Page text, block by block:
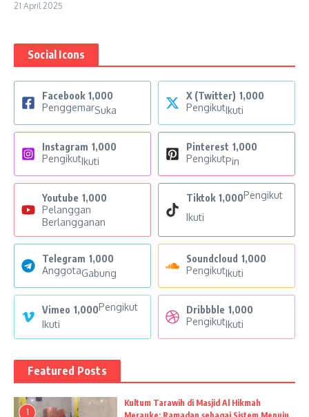
21 April 2025
Social Icons
Facebook 1,000
PenggemarSuka
X (Twitter) 1,000
PengikutIkuti
Instagram 1,000
PengikutIkuti
Pinterest 1,000
PengikutPin
Youtube 1,000
Pelanggan
Berlangganan
Tiktok 1,000Pengikut
Ikuti
Telegram 1,000
AnggotaGabung
Soundcloud 1,000
PengikutIkuti
Vimeo 1,000Pengikut
Ikuti
Dribbble 1,000
PengikutIkuti
Featured Posts
1
Kultum Tarawih di Masjid Al Hikmah